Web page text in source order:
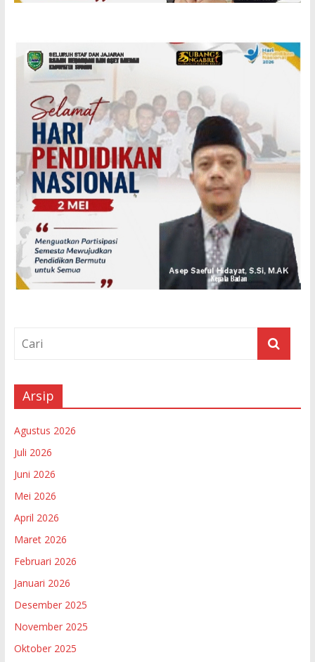
Arsip
Agustus 2026
Juli 2026
Juni 2026
Mei 2026
April 2026
Maret 2026
Februari 2026
Januari 2026
Desember 2025
November 2025
Oktober 2025